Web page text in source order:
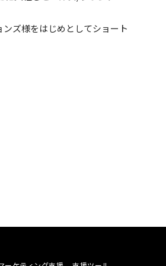
ズ様をはじめとしてショート